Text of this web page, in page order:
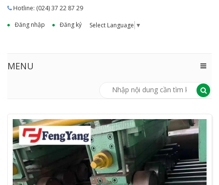
Hotline: (024) 37 22 87 29
Đăng nhập
Đăng ký Select Language ▼
MENU